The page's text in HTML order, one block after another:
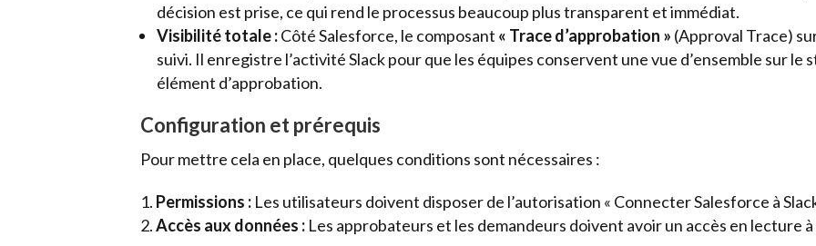
décision est prise, ce qui rend le processus beaucoup plus transparent et immédiat.
Visibilité totale :Côté Salesforce, le composant « Trace d’approbation » (Approval Trace)
suivi. Il enregistre l’activité Slack pour que les équipes conservent une vue d’ensemble sur
élément d’approbation.
Configuration et prérequis
Pour mettre cela en place, quelques conditions sont nécessaires :
Permissions : Les utilisateurs doivent disposer de l’autorisation « Connecter Salesforce à
Accès aux données : Les approbateurs et les demandeurs doivent avoir un accès en lecture à